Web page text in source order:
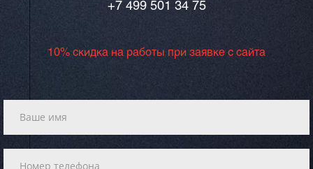
+7 499 501 34 75
10% скидка на работы при заявке с сайта